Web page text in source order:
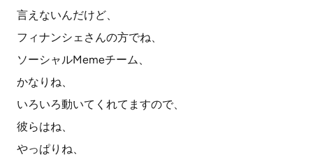
言えないんだけど、
フィナンシェさんの方でね、
ソーシャルMemeチーム、
かなりね、
いろいろ動いてくれてますので、
彼らはね、
やっぱりね、